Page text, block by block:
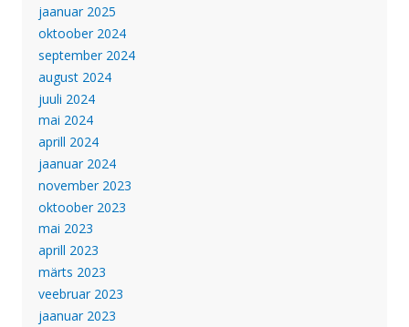
jaanuar 2025
oktoober 2024
september 2024
august 2024
juuli 2024
mai 2024
aprill 2024
jaanuar 2024
november 2023
oktoober 2023
mai 2023
aprill 2023
märts 2023
veebruar 2023
jaanuar 2023